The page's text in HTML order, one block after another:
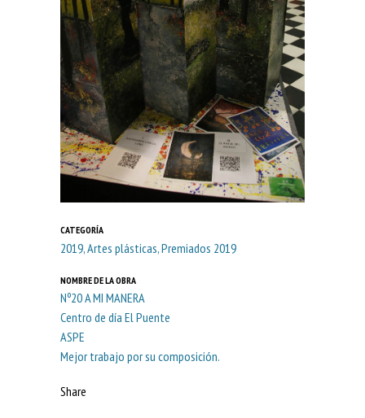
CATEGORÍA
2019, Artes plásticas, Premiados 2019
NOMBRE DE LA OBRA
Nº20 A MI MANERA
Centro de día El Puente
ASPE
Mejor trabajo por su composición.
Share